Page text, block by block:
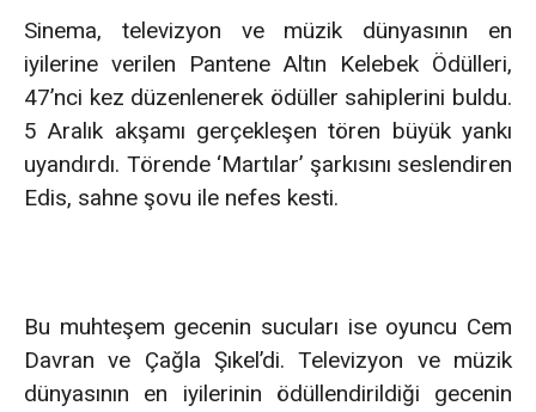
Sinema, televizyon ve müzik dünyasının en
iyilerine verilen Pantene Altın Kelebek Ödülleri,
47’nci kez düzenlenerek ödüller sahiplerini buldu.
5 Aralık akşamı gerçekleşen tören büyük yankı
uyandırdı. Törende ‘Martılar’ şarkısını seslendiren
Edis, sahne şovu ile nefes kesti.
Bu muhteşem gecenin sucuları ise oyuncu Cem
Davran ve Çağla Şıkel’di. Televizyon ve müzik
dünyasının en iyilerinin ödüllendirildiği gecenin